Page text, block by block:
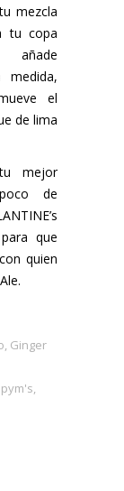
mezcla
tu copa
el
de lima
mejor
de
para que
quien
, Ginger
pym's,